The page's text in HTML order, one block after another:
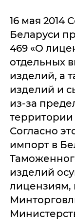
16 мая 2014
Беларуси
469 «О
отдельных
изделий, а
изделий и
из-за
Согласно
импорт в
изделий
лицензиям,